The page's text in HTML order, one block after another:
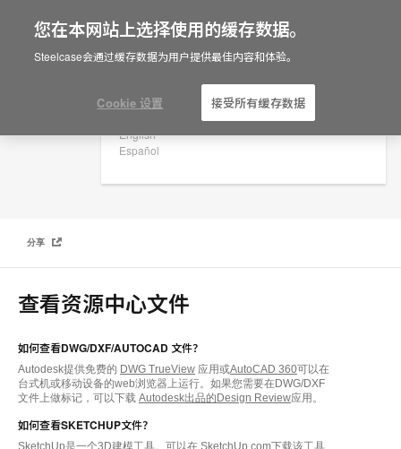
Are you in United States?
English
Español
常见问题
分享
查看资源中心文件
如何查看DWG/DXF/AUTOCAD 文件？
Autodesk提供免费的 DWG TrueView 应用或AutoCAD 360可以在
台式机或移动设备的web浏览器上运行。如果您需要在DWG/DXF
文件上做标记，可以下载 Autodesk出品的Design Review应用。
如何查看SKETCHUP文件？
SketchUp是一个3D建模工具。可以在 SketchUp.com下载该工具
您在本网站上选择使用的缓存数据。
Steelcase会通过缓存数据为用户提供最佳内容和体验。
Cookie 设置 接受所有缓存数据